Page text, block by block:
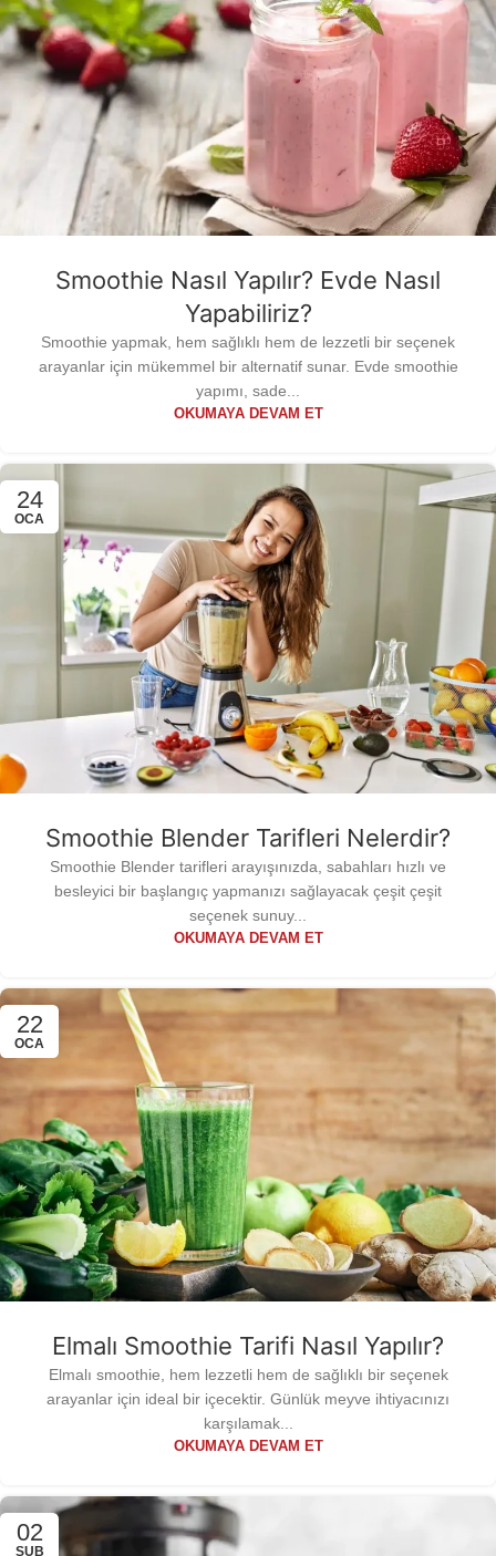
Smoothie Nasıl Yapılır? Evde Nasıl
Yapabiliriz?
Smoothie yapmak, hem sağlıklı hem de lezzetli bir seçenek
arayanlar için mükemmel bir alternatif sunar. Evde smoothie
yapımı, sade...
OKUMAYA DEVAM ET
24
OCA
Smoothie Blender Tarifleri Nelerdir?
Smoothie Blender tarifleri arayışınızda, sabahları hızlı ve
besleyici bir başlangıç yapmanızı sağlayacak çeşit çeşit
seçenek sunuy...
OKUMAYA DEVAM ET
22
OCA
Elmalı Smoothie Tarifi Nasıl Yapılır?
Elmalı smoothie, hem lezzetli hem de sağlıklı bir seçenek
arayanlar için ideal bir içecektir. Günlük meyve ihtiyacınızı
karşılamak...
OKUMAYA DEVAM ET
02
ŞUB